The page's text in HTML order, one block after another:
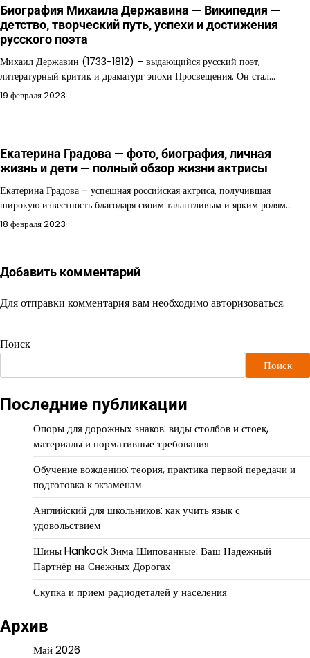
Биография Михаила Державина — Википедия —
детство, творческий путь, успехи и достижения
русского поэта
Михаил Державин (1733-1812) – выдающийся русский поэт,
литературный критик и драматург эпохи Просвещения. Он стал…
19 февраля 2023
Екатерина Градова — фото, биография, личная
жизнь и дети — полный обзор жизни актрисы
Екатерина Градова – успешная российская актриса, получившая
широкую известность благодаря своим талантливым и ярким ролям…
18 февраля 2023
Добавить комментарий
Для отправки комментария вам необходимоавторизоваться.
Поиск
Поиск
Последние публикации
Опоры для дорожных знаков: виды столбов и стоек,
материалы и нормативные требования
Обучение вождению: теория, практика первой передачи и
подготовка к экзаменам
Английский для школьников: как учить язык с
удовольствием
Шины Hankook Зима Шипованные: Ваш Надежный
Партнёр на Снежных Дорогах
Скупка и прием радиодеталей у населения
Архив
Май 2026